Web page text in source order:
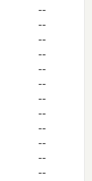
--
--
--
--
--
--
--
--
--
--
--
--